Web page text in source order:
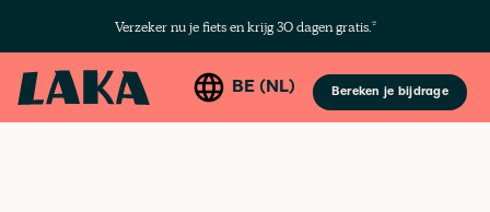
Verzeker nu je fiets en krijg 30 dagen gratis.*
BE (NL) Bereken je bijdrage